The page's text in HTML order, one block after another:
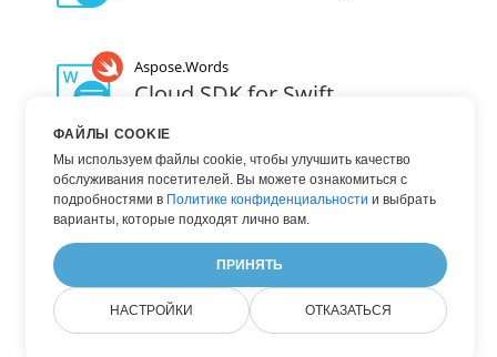
Aspose.Words
Cloud SDK for Swift
Aspose.Words
Cloud SDK for Go
Aspose.Words
Cloud SDK for Dart
ФАЙЛЫ COOKIE
Мы используем файлы cookie, чтобы улучшить качество
обслуживания посетителей. Вы можете ознакомиться с
подробностями в Политике конфиденциальности и выбрать
варианты, которые подходят лично вам.
ПРИНЯТЬ
НАСТРОЙКИ ОТКАЗАТЬСЯ